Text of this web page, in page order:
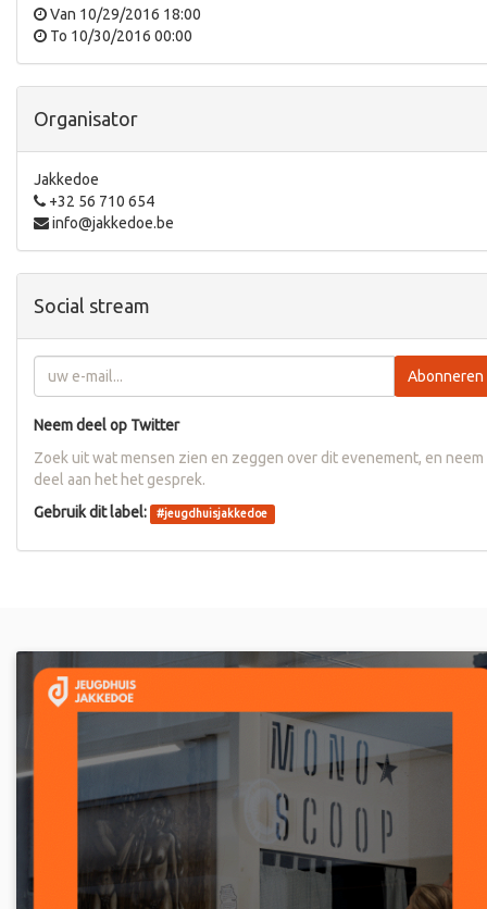
Van 10/29/2016 18:00
To 10/30/2016 00:00
Organisator
Jakkedoe
+32 56 710 654
info@jakkedoe.be
Social stream
Abonneren
Neem deel op Twitter
Zoek uit wat mensen zien en zeggen over dit evenement, en neem
deel aan het het gesprek.
Gebruik dit label:
#jeugdhuisjakkedoe